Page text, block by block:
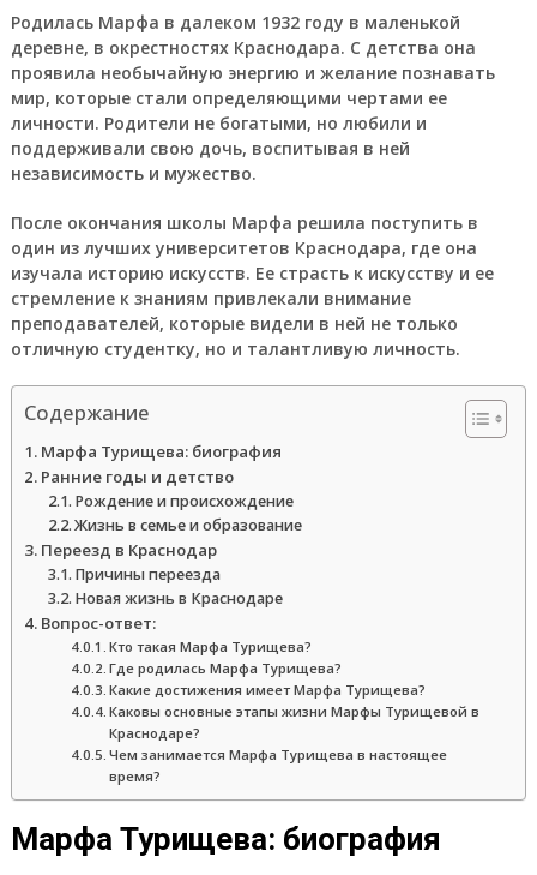
Родилась Марфа в далеком 1932 году в маленькой
деревне, в окрестностях Краснодара. С детства она
проявила необычайную энергию и желание познавать
мир, которые стали определяющими чертами ее
личности. Родители не богатыми, но любили и
поддерживали свою дочь, воспитывая в ней
независимость и мужество.
После окончания школы Марфа решила поступить в
один из лучших университетов Краснодара, где она
изучала историю искусств. Ее страсть к искусству и ее
стремление к знаниям привлекали внимание
преподавателей, которые видели в ней не только
отличную студентку, но и талантливую личность.
Содержание
Марфа Турищева: биография
Ранние годы и детство
Рождение и происхождение
Жизнь в семье и образование
Переезд в Краснодар
Причины переезда
Новая жизнь в Краснодаре
Вопрос-ответ:
Кто такая Марфа Турищева?
Где родилась Марфа Турищева?
Какие достижения имеет Марфа Турищева?
Каковы основные этапы жизни Марфы Турищевой в
Краснодаре?
Чем занимается Марфа Турищева в настоящее
время?
Марфа Турищева: биография